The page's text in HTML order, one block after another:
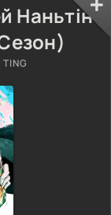
Наньтін
TING